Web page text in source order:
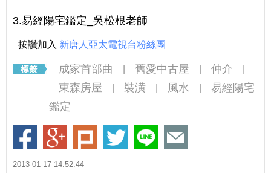
3.易經陽宅鑑定_吳松根老師
按讚加入 新唐人亞太電視台粉絲團
成家首部曲 舊愛中古屋 仲介
東森房屋 裝潢 風水
易經陽宅
鑑定
2013-01-17 14:52:44